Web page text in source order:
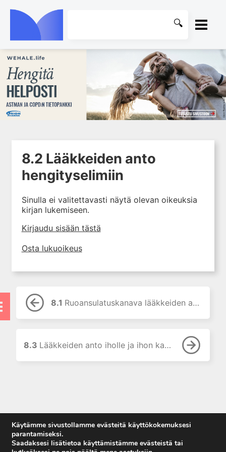
ETUSIVU
KIRJASTO
OHJEET
1. Johdanto farmakologiaan
2. Lääkkeiden kemia
3. Lääkekehitys
5. Farmakokinetiikka
6. Vierasainemetabolia
vaste
8. Lääkemuodot ja antoreitit
8.0 Lääkemuodot ja
8.1 Ruoansulatuskanava
8.3 Lääkkeiden anto iholle
lääkemuodoista ja
antoreiteistä
10. Kolinergistä stimulaatiota
aiheuttavat lääkkeet
11. Kolinergisiä
muskariinireseptoreita
8.2 Lääkkeiden anto
hengityselimiin
Sinulla ei valitettavasti näytä olevan oikeuksia
kirjan lukemiseen.
Kirjaudu sisään tästä
Osta lukuoikeus
8.1 Ruoansulatuskanava lääkkeiden antoreittinä
8.3 Lääkkeiden anto iholle ja ihon kautta
Käytämme sivustollamme evästeitä käyttökokemuksesi
parantamiseksi.
Saadaksesi lisätietoa käyttämistämme evästeistä tai